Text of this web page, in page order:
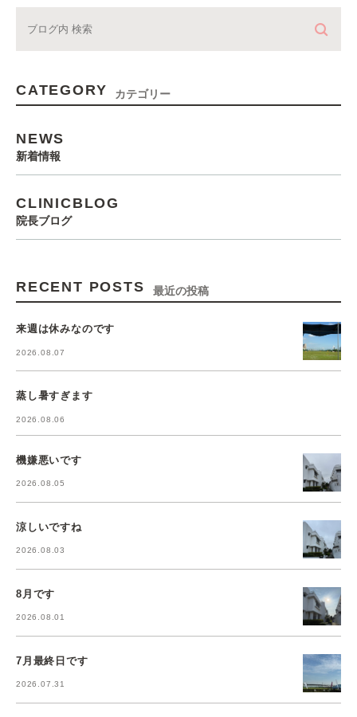
CATEGORY カテゴリー
NEWS
新着情報
CLINICBLOG
院長ブログ
RECENT POSTS 最近の投稿
来週は休みなのです
2026.08.07
蒸し暑すぎます
2026.08.06
機嫌悪いです
2026.08.05
涼しいですね
2026.08.03
8月です
2026.08.01
7月最終日です
2026.07.31